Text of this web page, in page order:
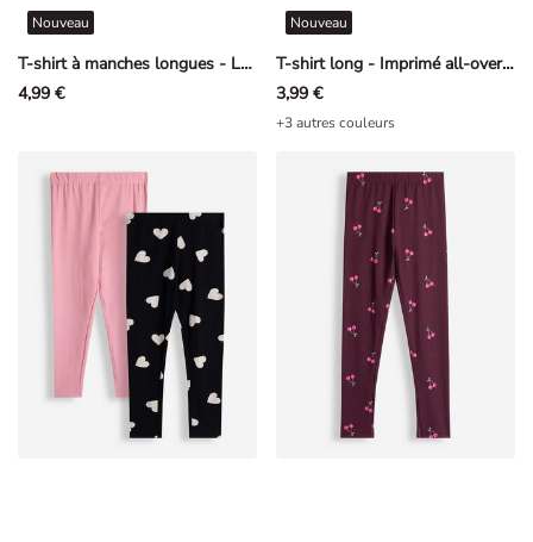
T-shirt à manches longues - La Pat' Patrouille - mauve clair
Nouveau
4,99 €
T-shirt long - Imprimé all-over - Blanc cassé
Nouveau
3,99 €
+3 autres couleurs